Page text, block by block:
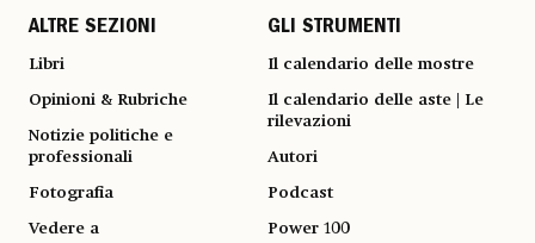
ALTRE SEZIONI
Libri
Opinioni & Rubriche
Notizie politiche e
professionali
Fotografia
Vedere a
GLI STRUMENTI
Il calendario delle mostre
Il calendario delle aste | Le
rilevazioni
Autori
Podcast
Power 100